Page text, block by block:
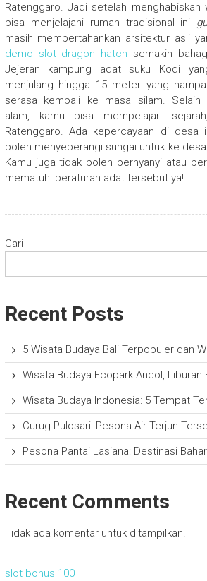
Ratenggaro. Jadi setelah menghabiskan
bisa menjelajahi rumah tradisional ini
masih mempertahankan arsitektur asli
demo slot dragon hatch semakin
Jejeran kampung adat suku Kodi
menjulang hingga 15 meter yang
serasa kembali ke masa silam. Selain
alam, kamu bisa mempelajari
Ratenggaro. Ada kepercayaan di desa
boleh menyeberangi sungai untuk ke
Kamu juga tidak boleh bernyanyi atau
mematuhi peraturan adat tersebut ya!.
Cari
Recent Posts
5 Wisata Budaya Bali Terpopuler dan
Wisata Budaya Ecopark Ancol, Liburan
Wisata Budaya Indonesia: 5 Tempat
Curug Pulosari: Pesona Air Terjun
Pesona Pantai Lasiana: Destinasi
Recent Comments
Tidak ada komentar untuk ditampilkan.
slot bonus 100